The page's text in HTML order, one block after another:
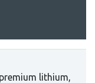
lithium,